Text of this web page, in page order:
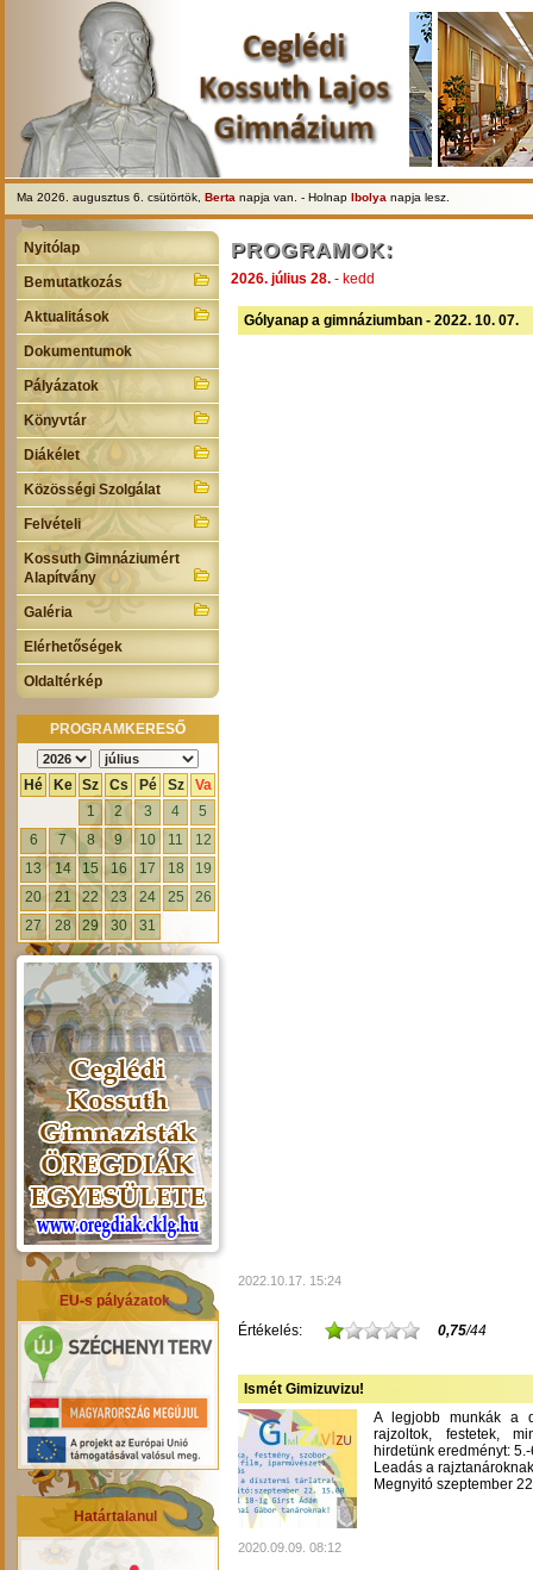
Ma 2026. augusztus 6. csütörtök, Berta napja van. - Holnap Ibolya napja lesz.
Nyitólap
Bemutatkozás
Aktualitások
Dokumentumok
Pályázatok
Könyvtár
Diákélet
Közösségi Szolgálat
Felvételi
Kossuth Gimnáziumért
Alapítvány
Galéria
Elérhetőségek
Oldaltérkép
PROGRAMKERESŐ
Hé Ke Sz Cs Pé Sz
Va
1
2 3 4
5
6
7 8 9 10 11
12
13
14 15 16 17 18
19
20
21 22 23 24 25
26
27
28 29 30 31
EU-s pályázatok
Határtalanul
PROGRAMOK:
2026. július 28. - kedd
Gólyanap a gimnáziumban - 2022. 10. 07.
2022.10.17. 15:24
Értékelés: 0,75/44
Ismét Gimizuvizu!
A legjobb munkák a
rajzoltok, festetek,
hirdetünk eredményt:
Leadás a
Megnyitó szeptember
2020.09.09. 08:12